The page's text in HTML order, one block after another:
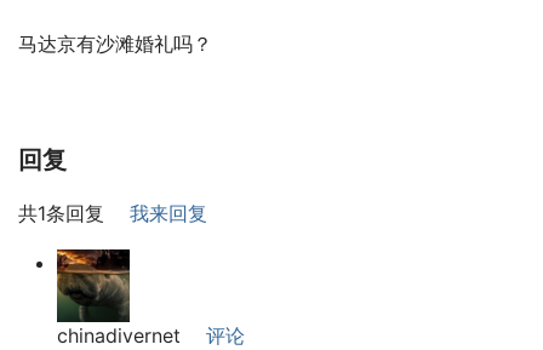
马达京有沙滩婚礼吗？
回复
共1条回复 我来回复
chinadivernet
评论